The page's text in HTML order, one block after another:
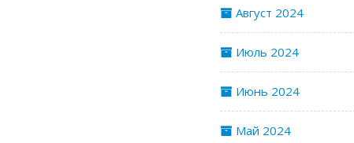
Август 2024
Июль 2024
Июнь 2024
Май 2024